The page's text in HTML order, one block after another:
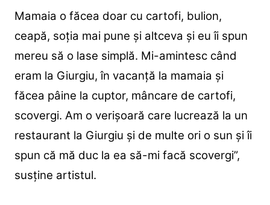
Mamaia o făcea doar cu cartofi, bulion,
ceapă, soția mai pune și altceva și eu îi spun
mereu să o lase simplă. Mi-amintesc când
eram la Giurgiu, în vacanță la mamaia și
făcea pâine la cuptor, mâncare de cartofi,
scovergi. Am o verișoară care lucrează la un
restaurant la Giurgiu și de multe ori o sun și îi
spun că mă duc la ea să-mi facă scovergi”,
susține artistul.